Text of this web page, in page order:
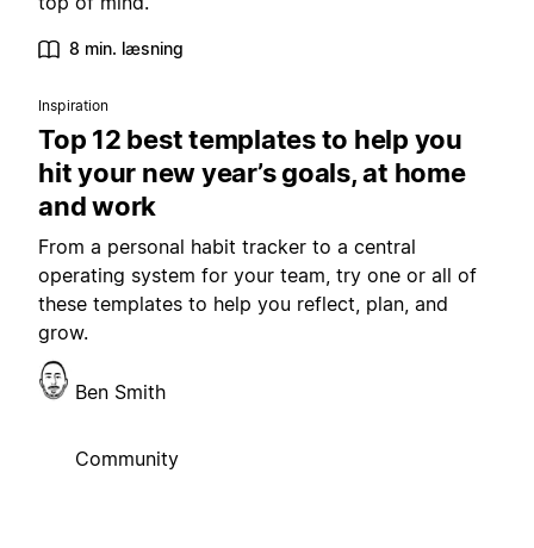
8 min. læsning
Inspiration
Top 12 best templates to help you
hit your new year’s goals, at home
and work
From a personal habit tracker to a central
operating system for your team, try one or all of
these templates to help you reflect, plan, and
grow.
Ben Smith
Community